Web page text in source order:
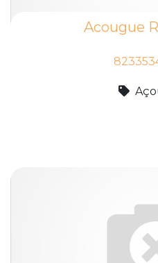
Acougue